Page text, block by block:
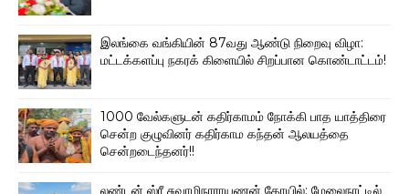
இலங்கை வங்கியின் 87வது ஆண்டு நிறைவு விழா:
மட்டக்களப்பு நகரக் கிளையில் சிறப்பான கொண்டாட்டம்!
1000 வேல்களுடன் கதிர்காமம் நோக்கி பாத யாத்திரை
சென்ற குழுவினர் கதிர்காம கந்தன் ஆலயத்தை
சென்றடைந்தனர்!!
லண்டன் ஸ்ரீ சுவாமிநாராயணன் கோயில்: மேலைநாட்டில்